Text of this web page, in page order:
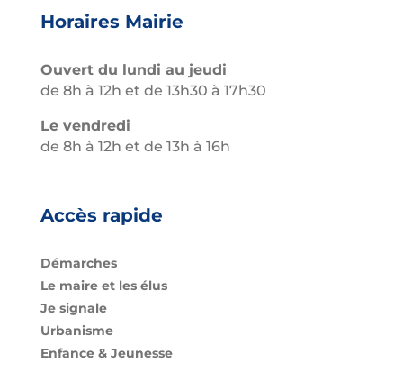
Horaires Mairie
Ouvert du lundi au jeudi
de 8h à 12h et de 13h30 à 17h30
Le vendredi
de 8h à 12h et de 13h à 16h
Accès rapide
Démarches
Le maire et les élus
Je signale
Urbanisme
Enfance & Jeunesse